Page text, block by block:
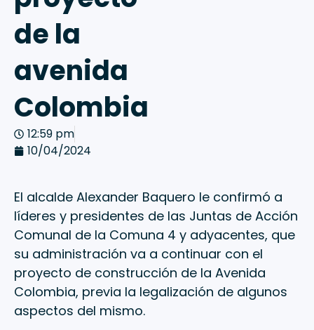
de la
avenida
Colombia
12:59 pm
10/04/2024
El alcalde Alexander Baquero le confirmó a
líderes y presidentes de las Juntas de Acción
Comunal de la Comuna 4 y adyacentes, que
su administración va a continuar con el
proyecto de construcción de la Avenida
Colombia, previa la legalización de algunos
aspectos del mismo.